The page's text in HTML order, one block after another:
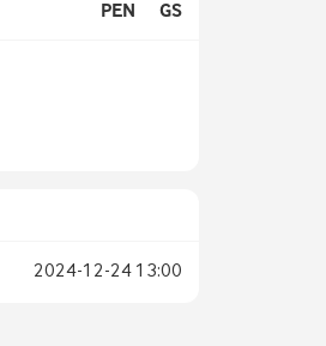
PEN GS
2024-12-24 13:00